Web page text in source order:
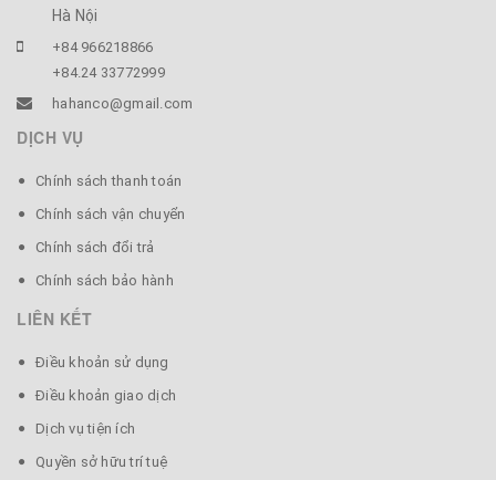
Hà Nội
+84 966218866
+84.24 33772999
hahanco@gmail.com
DỊCH VỤ
Chính sách thanh toán
Chính sách vận chuyển
Chính sách đổi trả
Chính sách bảo hành
LIÊN KẾT
Điều khoản sử dụng
Điều khoản giao dịch
Dịch vụ tiện ích
Quyền sở hữu trí tuệ